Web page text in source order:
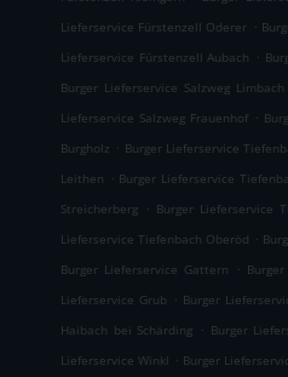
Lieferservice Fürstenzell Oderer .
Lieferservice Fürstenzell Aubach .
Burger Lieferservice Salzweg Limbach
Lieferservice Salzweg Frauenhof .
Burgholz . Burger Lieferservice
Leithen . Burger Lieferservice
Streicherberg . Burger Lieferservice
Lieferservice Tiefenbach Oberöd .
Burger Lieferservice Gattern
.
Lieferservice Grub . Burger
Haibach bei Schärding . Burger
Lieferservice Winkl . Burger